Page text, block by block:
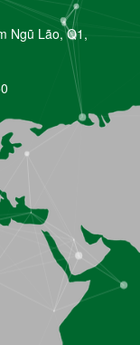
Ngũ Lão, Q1,